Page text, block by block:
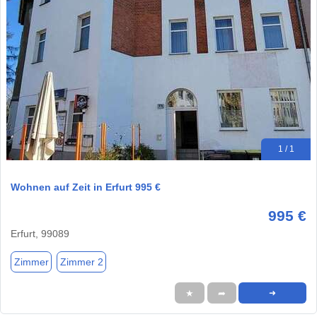
1 / 1
Wohnen auf Zeit in Erfurt 995 €
995 €
Erfurt, 99089
Zimmer Zimmer 2
★ ➦ ➜